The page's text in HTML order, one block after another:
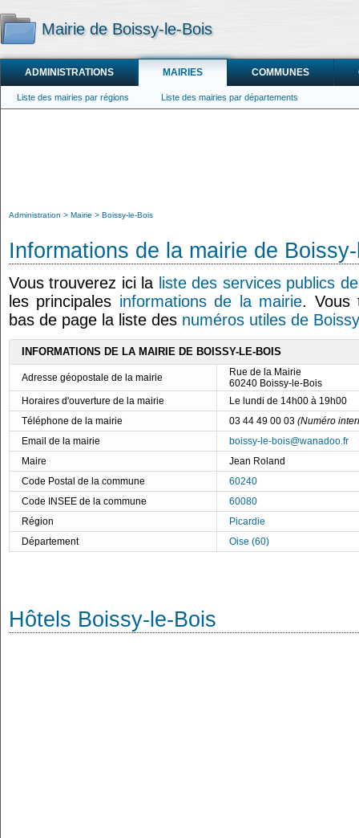
Mairie de Boissy-le-Bois
ADMINISTRATIONS MAIRIES COMMUNES
Liste des mairies par régions Liste des mairies par départements
Administration Mairie Boissy-le-Bois
Informations de la mairie de
Vous trouverez ici la liste des services publics
les principales informations de la mairie. Vous
bas de page la liste des numéros utiles de
INFORMATIONS DE LA MAIRIE DE BOISSY-LE-BOIS
Adresse géopostale de la mairie
Rue de la Mairie
60240 Boissy-le-Bois
Horaires d'ouverture de la mairie
Le lundi de 14h00 à 19h00
Téléphone de la mairie
03 44 49 00 03 (Numéro
Email de la mairie
boissy-le-bois@wanadoo.fr
Maire
Jean Roland
Code Postal de la commune
60240
Code INSEE de la commune
60080
Région
Picardie
Département
Oise (60)
Hôtels Boissy-le-Bois